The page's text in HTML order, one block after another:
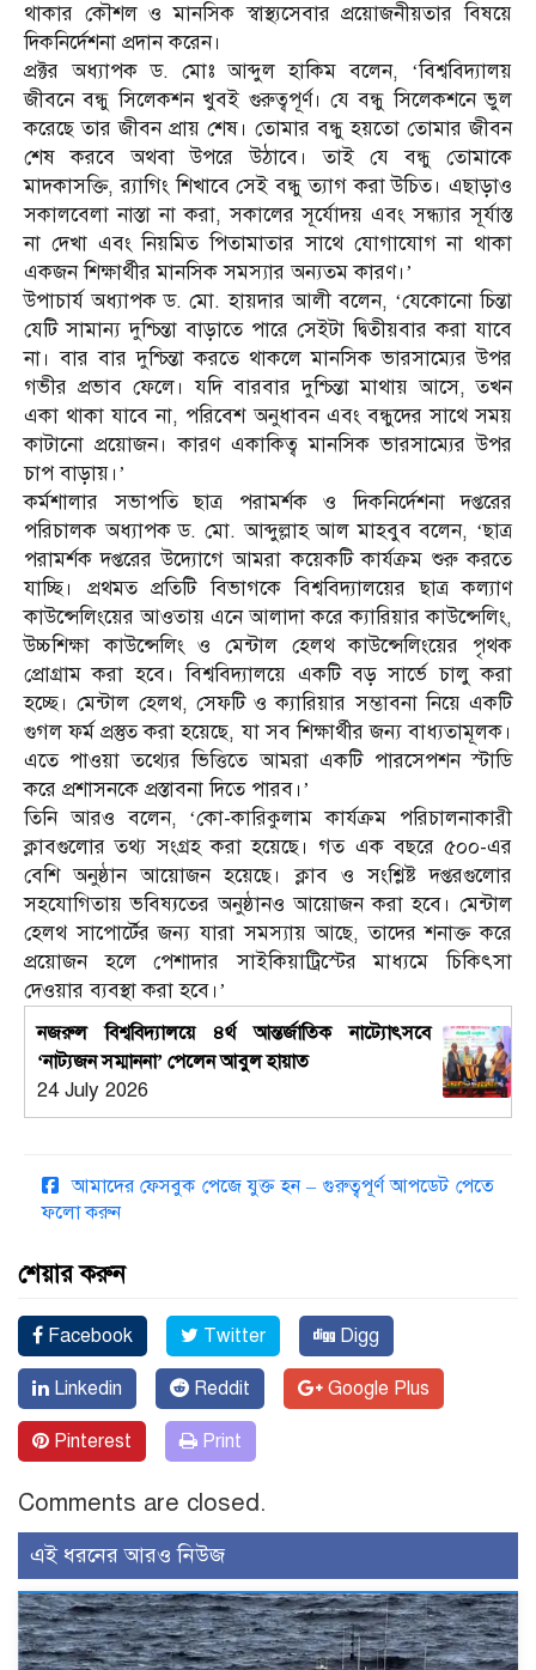
থাকার কৌশল ও মানসিক স্বাস্থ্যসেবার প্রয়োজনীয়তার বিষয়ে
দিকনির্দেশনা প্রদান করেন।
প্রক্টর অধ্যাপক ড. মোঃ আব্দুল হাকিম বলেন, ‘বিশ্ববিদ্যালয়
জীবনে বন্ধু সিলেকশন খুবই গুরুত্বপূর্ণ। যে বন্ধু সিলেকশনে ভুল
করেছে তার জীবন প্রায় শেষ। তোমার বন্ধু হয়তো তোমার জীবন
শেষ করবে অথবা উপরে উঠাবে। তাই যে বন্ধু তোমাকে
মাদকাসক্তি, র‍্যাগিং শিখাবে সেই বন্ধু ত্যাগ করা উচিত। এছাড়াও
সকালবেলা নাস্তা না করা, সকালের সূর্যোদয় এবং সন্ধ্যার সূর্যাস্ত
না দেখা এবং নিয়মিত পিতামাতার সাথে যোগাযোগ না থাকা
একজন শিক্ষার্থীর মানসিক সমস্যার অন্যতম কারণ।’
উপাচার্য অধ্যাপক ড. মো. হায়দার আলী বলেন, ‘যেকোনো চিন্তা
যেটি সামান্য দুশ্চিন্তা বাড়াতে পারে সেইটা দ্বিতীয়বার করা যাবে
না। বার বার দুশ্চিন্তা করতে থাকলে মানসিক ভারসাম্যের উপর
গভীর প্রভাব ফেলে। যদি বারবার দুশ্চিন্তা মাথায় আসে, তখন
একা থাকা যাবে না, পরিবেশ অনুধাবন এবং বন্ধুদের সাথে সময়
কাটানো প্রয়োজন। কারণ একাকিত্ব মানসিক ভারসাম্যের উপর
চাপ বাড়ায়।’
কর্মশালার সভাপতি ছাত্র পরামর্শক ও দিকনির্দেশনা দপ্তরের
পরিচালক অধ্যাপক ড. মো. আব্দুল্লাহ আল মাহবুব বলেন, ‘ছাত্র
পরামর্শক দপ্তরের উদ্যোগে আমরা কয়েকটি কার্যক্রম শুরু করতে
যাচ্ছি। প্রথমত প্রতিটি বিভাগকে বিশ্ববিদ্যালয়ের ছাত্র কল্যাণ
কাউন্সেলিংয়ের আওতায় এনে আলাদা করে ক্যারিয়ার কাউন্সেলিং,
উচ্চশিক্ষা কাউন্সেলিং ও মেন্টাল হেলথ কাউন্সেলিংয়ের পৃথক
প্রোগ্রাম করা হবে। বিশ্ববিদ্যালয়ে একটি বড় সার্ভে চালু করা
হচ্ছে। মেন্টাল হেলথ, সেফটি ও ক্যারিয়ার সম্ভাবনা নিয়ে একটি
গুগল ফর্ম প্রস্তুত করা হয়েছে, যা সব শিক্ষার্থীর জন্য বাধ্যতামূলক।
এতে পাওয়া তথ্যের ভিত্তিতে আমরা একটি পারসেপশন স্টাডি
করে প্রশাসনকে প্রস্তাবনা দিতে পারব।’
তিনি আরও বলেন, ‘কো-কারিকুলাম কার্যক্রম পরিচালনাকারী
ক্লাবগুলোর তথ্য সংগ্রহ করা হয়েছে। গত এক বছরে ৫০০-এর
বেশি অনুষ্ঠান আয়োজন হয়েছে। ক্লাব ও সংশ্লিষ্ট দপ্তরগুলোর
সহযোগিতায় ভবিষ্যতের অনুষ্ঠানও আয়োজন করা হবে। মেন্টাল
হেলথ সাপোর্টের জন্য যারা সমস্যায় আছে, তাদের শনাক্ত করে
প্রয়োজন হলে পেশাদার সাইকিয়াট্রিস্টের মাধ্যমে চিকিৎসা
দেওয়ার ব্যবস্থা করা হবে।’
নজরুল বিশ্ববিদ্যালয়ে ৪র্থ আন্তর্জাতিক নাট্যোৎসবে
‘নাট্যজন সম্মাননা’ পেলেন আবুল হায়াত
24 July 2026
আমাদের ফেসবুক পেজে যুক্ত হন – গুরুত্বপূর্ণ আপডেট পেতে
ফলো করুন
শেয়ার করুন
Facebook Twitter Digg
Linkedin Reddit Google Plus
Pinterest Print
Comments are closed.
এই ধরনের আরও নিউজ